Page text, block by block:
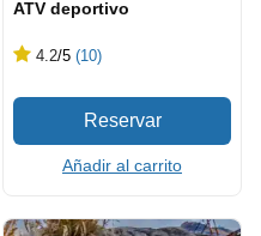
ATV deportivo
4.2/5 (10)
Añadir al carrito